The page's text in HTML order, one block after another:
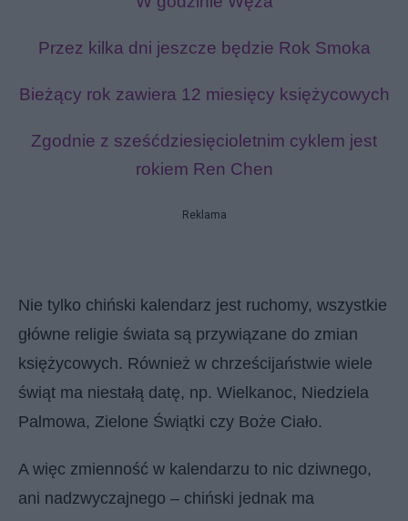
Przez kilka dni jeszcze będzie Rok Smoka
Bieżący rok zawiera 12 miesięcy księżycowych
Zgodnie z sześćdziesięcioletnim cyklem jest
rokiem Ren Chen
Reklama
Nie tylko chiński kalendarz jest ruchomy, wszystkie
główne religie świata są przywiązane do zmian
księżycowych. Również w chrześcijaństwie wiele
świąt ma niestałą datę, np. Wielkanoc, Niedziela
Palmowa, Zielone Świątki czy Boże Ciało.
A więc zmienność w kalendarzu to nic dziwnego,
ani nadzwyczajnego – chiński jednak ma